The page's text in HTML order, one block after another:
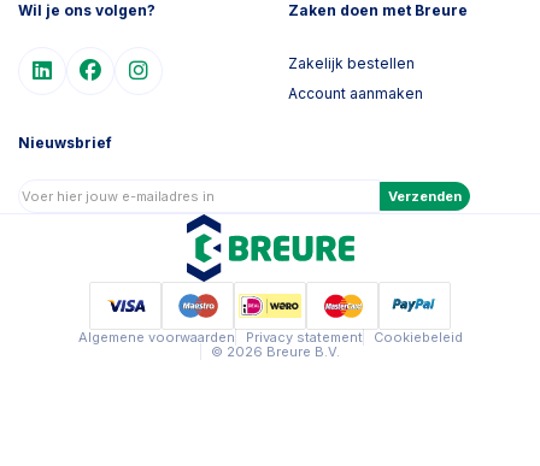
Wil je ons volgen? Zaken doen met Breure
Zakelijk bestellen
Account aanmaken
Nieuwsbrief
Verzenden
Algemene voorwaarden Privacy statement
Cookiebeleid
© 2026 Breure B.V.